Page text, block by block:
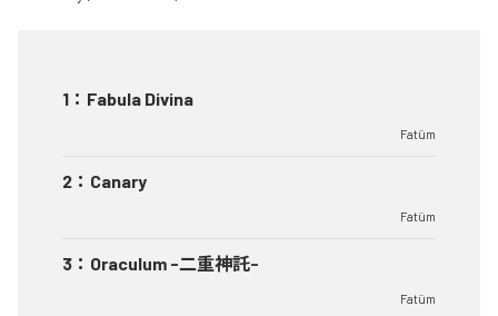
1 ： Fabula Divina
Fatüm
2 ： Canary
Fatüm
3 ： Oraculum -二重神託-
Fatüm